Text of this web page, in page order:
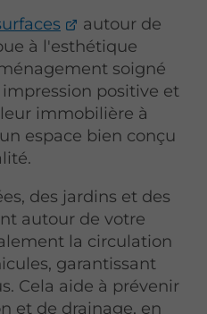
autour de
à l'esthétique
soigné
positive et
immobilière à
espace bien conçu
des jardins et des
autour de votre
la circulation
garantissant
Cela aide à prévenir
et de drainage, en